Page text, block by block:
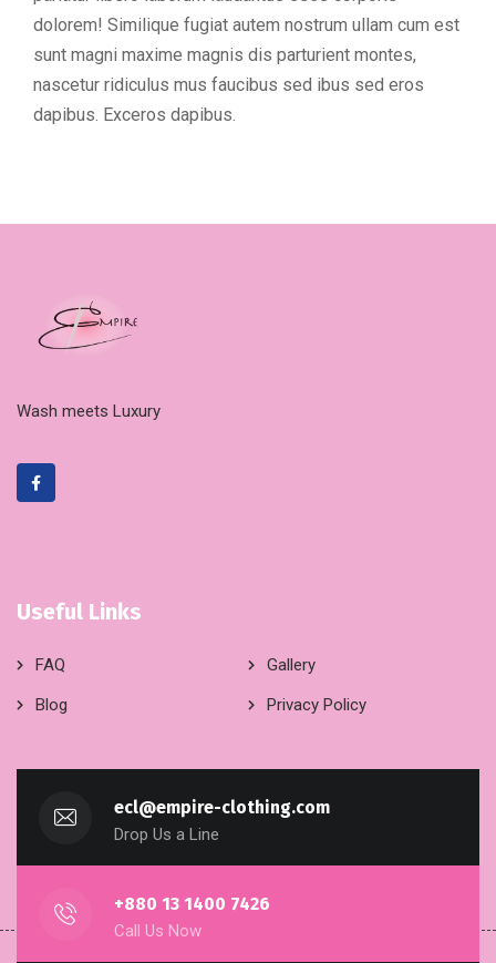
dolorem! Similique fugiat autem nostrum ullam cum est
sunt magni maxime magnis dis parturient montes,
nascetur ridiculus mus faucibus sed ibus sed eros
dapibus. Exceros dapibus.
Wash meets Luxury
Useful Links
FAQ
Gallery
Blog
Privacy Policy
ecl@empire-clothing.com
Drop Us a Line
+880 13 1400 7426
Call Us Now